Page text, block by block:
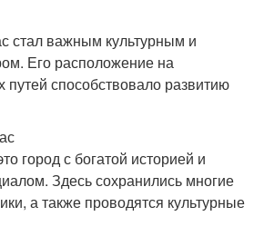
стал важным культурным и
Его расположение на
путей способствовало развитию
город с богатой историей и
Здесь сохранились многие
а также проводятся культурные